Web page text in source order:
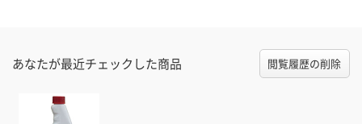
あなたが最近チェックした商品 閲覧履歴の削除